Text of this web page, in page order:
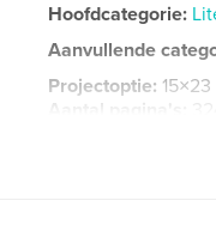
Hoofdcategorie:
Aanvullende
Projectoptie:
Aantal pagina's: